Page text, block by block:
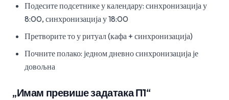
Подесите подсетнике у календару: синхронизација у
8:00, синхронизација у 18:00
Претворите то у ритуал (кафа + синхронизација)
Почните полако: једном дневно синхронизација је
довољна
„Имам превише задатака П1“